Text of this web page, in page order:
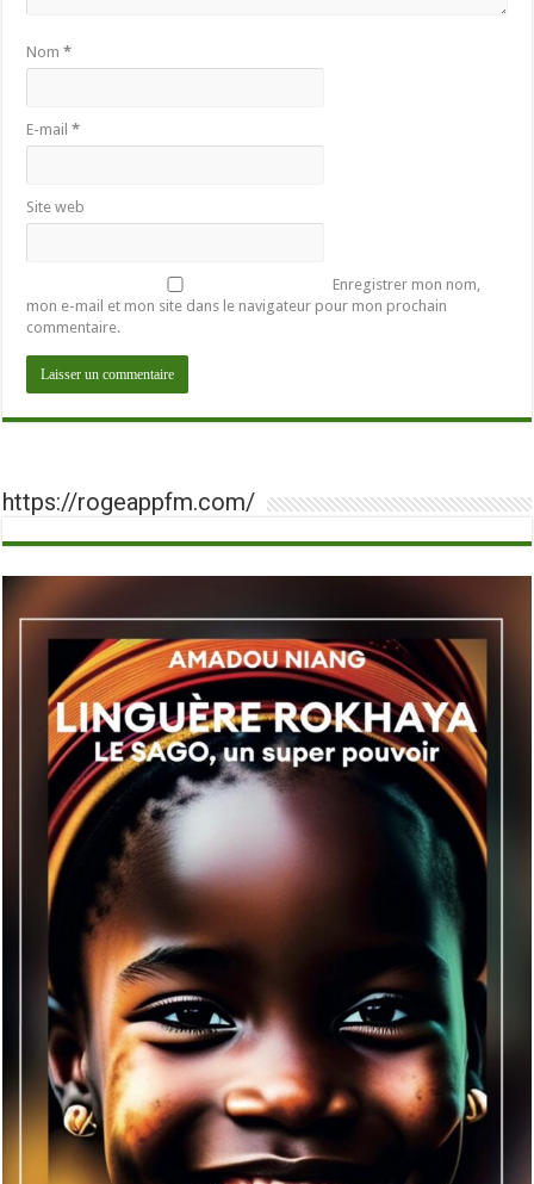
Nom*
E-mail*
Site web
Enregistrer mon nom,
mon e-mail et mon site dans le navigateur pour mon prochain
commentaire.
https://rogeappfm.com/